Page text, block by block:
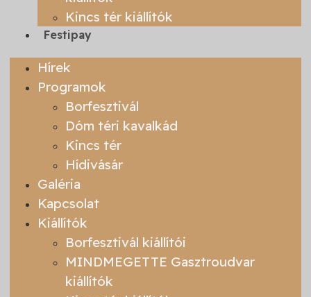
Kincs tér kiállítók
Festipay
Hírek
Programok
Borfesztivál
Dóm téri kavalkád
Kincs tér
Hídivásár
Galéria
Kapcsolat
Kiállítók
Borfesztivál kiállítói
MINDMEGETTE Gasztroudvar
kiállítók